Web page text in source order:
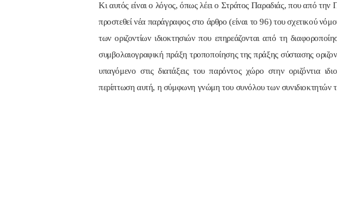
Κι αυτός είναι ο λόγος, όπως λέει ο Στράτος Παραδιάς, που από
προστεθεί νέα παράγραφος στο άρθρο (είναι το 96) του σχετικού
των οριζοντίων ιδιοκτησιών που επηρεάζονται από τη
συμβολαιογραφική πράξη τροποποίησης της πράξης σύστασης
υπαγόμενο στις διατάξεις του παρόντος χώρο στην οριζόντια
περίπτωση αυτή, η σύμφωνη γνώμη του συνόλου των συνιδιοκτητών